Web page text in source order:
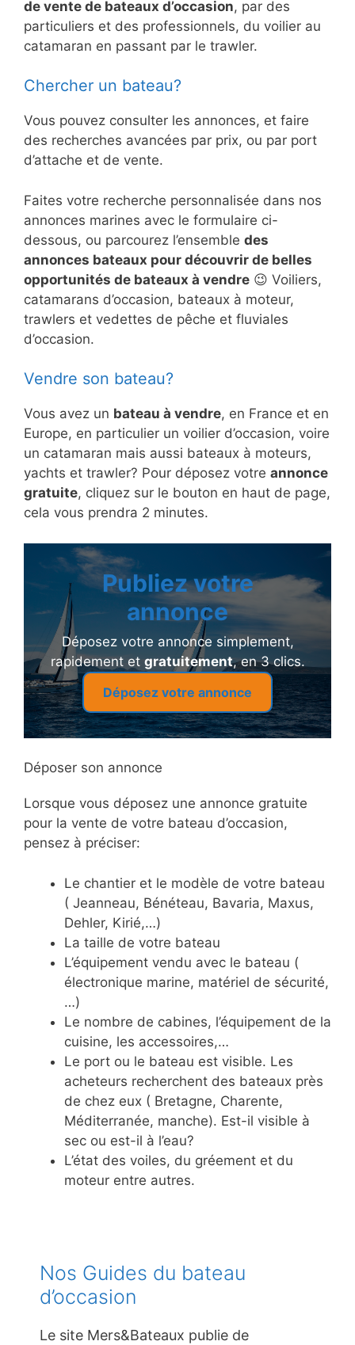
de vente de bateaux d’occasion, par des
particuliers et des professionnels, du voilier au
catamaran en passant par le trawler.
Chercher un bateau?
Vous pouvez consulter les annonces, et faire
des recherches avancées par prix, ou par port
d’attache et de vente.
Faites votre recherche personnalisée dans nos
annonces marines avec le formulaire ci-
dessous, ou parcourez l’ensemble des
annonces bateaux pour découvrir de belles
opportunités de bateaux à vendre 😉 Voiliers,
catamarans d’occasion, bateaux à moteur,
trawlers et vedettes de pêche et fluviales
d’occasion.
Vendre son bateau?
Vous avez un bateau à vendre, en France et en
Europe, en particulier un voilier d’occasion, voire
un catamaran mais aussi bateaux à moteurs,
yachts et trawler? Pour déposez votre annonce
gratuite, cliquez sur le bouton en haut de page,
cela vous prendra 2 minutes.
Publiez votre
annonce
Déposez votre annonce simplement,
rapidement et gratuitement, en 3 clics.
Déposez votre annonce
Déposer son annonce
Lorsque vous déposez une annonce gratuite
pour la vente de votre bateau d’occasion,
pensez à préciser:
Le chantier et le modèle de votre bateau
( Jeanneau, Bénéteau, Bavaria, Maxus,
Dehler, Kirié,…)
La taille de votre bateau
L’équipement vendu avec le bateau (
électronique marine, matériel de sécurité,
…)
Le nombre de cabines, l’équipement de la
cuisine, les accessoires,…
Le port ou le bateau est visible. Les
acheteurs recherchent des bateaux près
de chez eux ( Bretagne, Charente,
Méditerranée, manche). Est-il visible à
sec ou est-il à l’eau?
L’état des voiles, du gréement et du
moteur entre autres.
Nos Guides du bateau
d’occasion
Le site Mers&Bateaux publie de